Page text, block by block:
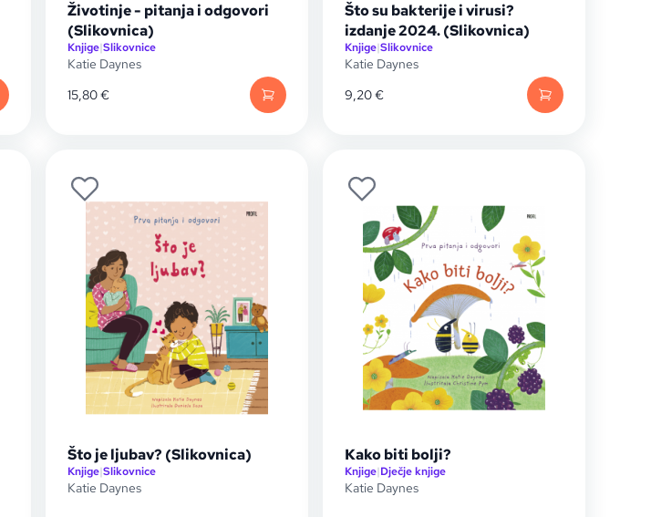
Životinje - pitanja i odgovori
(Slikovnica)
Knjige|Slikovnice
Katie Daynes
15,80€
Što su bakterije i virusi?
izdanje 2024. (Slikovnica)
Knjige|Slikovnice
Katie Daynes
9,20€
Što je ljubav? (Slikovnica)
Knjige|Slikovnice
Katie Daynes
Kako biti bolji?
Knjige|Dječje knjige
Katie Daynes